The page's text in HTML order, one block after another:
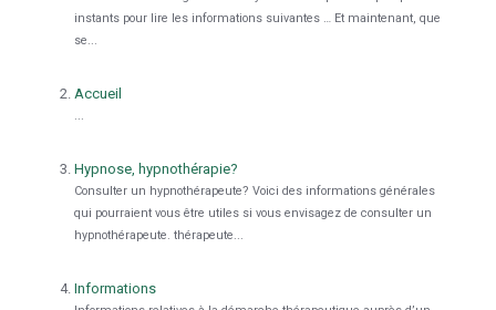
instants pour lire les informations suivantes … Et maintenant, que
se...
Accueil
...
Hypnose, hypnothérapie?
Consulter un hypnothérapeute? Voici des informations générales
qui pourraient vous être utiles si vous envisagez de consulter un
hypnothérapeute. thérapeute...
Informations